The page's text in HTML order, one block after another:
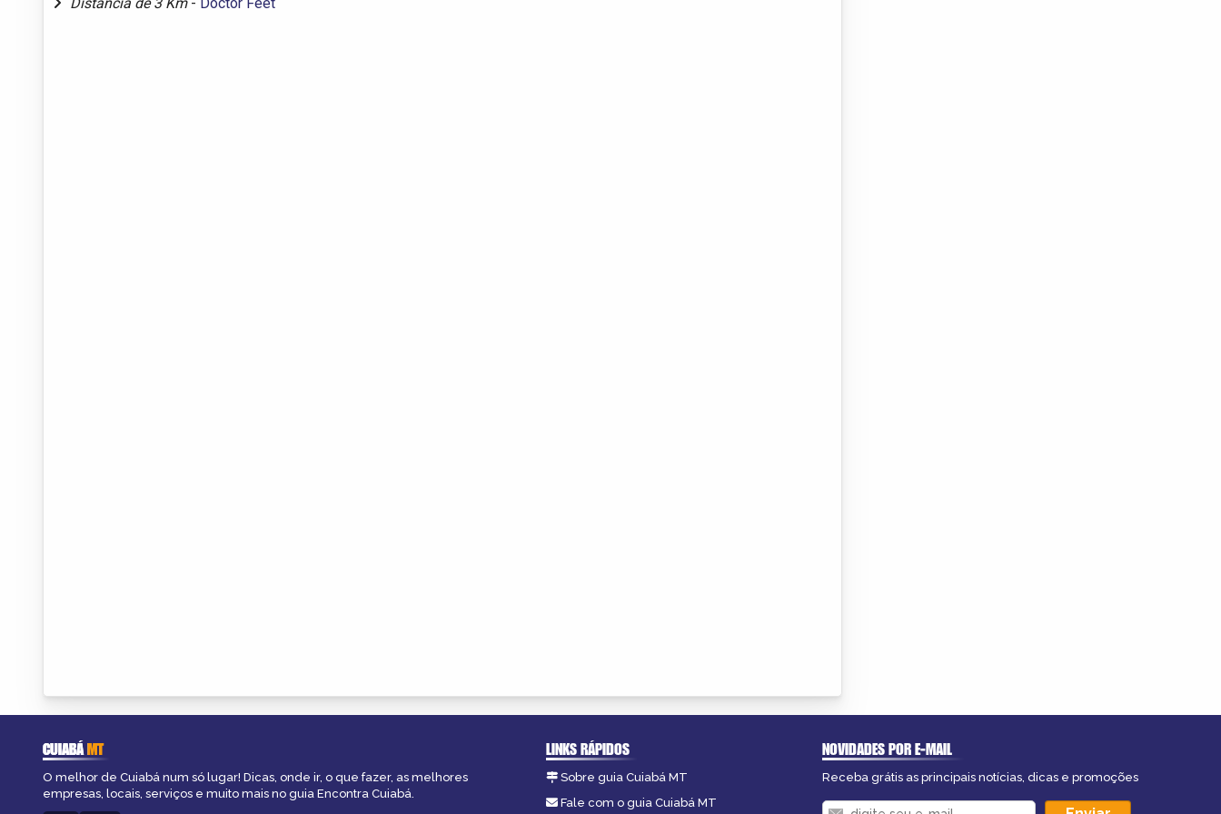
CUIABÁMT
O melhor de Cuiabá num só lugar! Dicas, onde ir, o que fazer, as melhores
empresas, locais, serviços e muito mais no guia Encontra Cuiabá.
LINKS RÁPIDOS
Sobre guia Cuiabá MT
Fale com o guia Cuiabá MT
NOVIDADES POR E-MAIL
Receba grátis as principais notícias, dicas e promoções